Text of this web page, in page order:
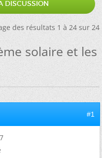
DISCUSSION
des résultats 1 à 24 sur 24
solaire et les
#1